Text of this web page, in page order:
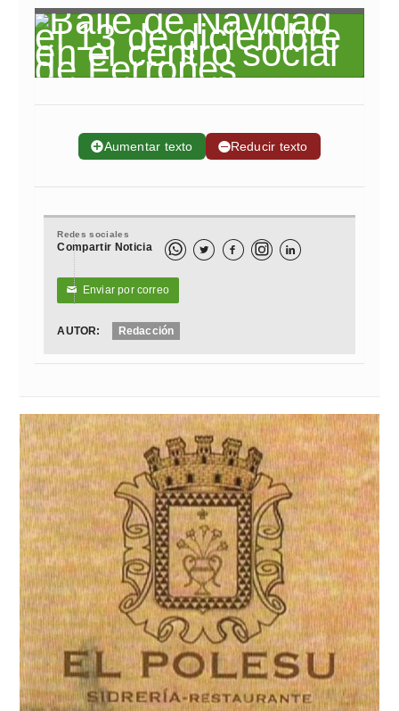
➕Aumentar texto ➖Reducir texto
Redes sociales
Compartir Noticia   
✉ Enviar por correo
AUTOR: Redacción